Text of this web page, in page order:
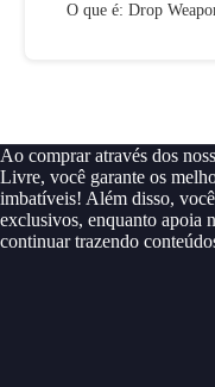
O que é: Drop
Ao comprar através dos
Livre, você garante os
imbatíveis! Além disso,
exclusivos, enquanto apoia
continuar trazendo